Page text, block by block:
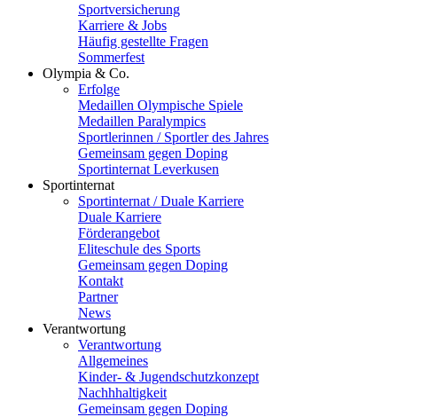
Sportversicherung
Karriere & Jobs
Häufig gestellte Fragen
Sommerfest
Olympia & Co.
Erfolge
Medaillen Olympische Spiele
Medaillen Paralympics
Sportlerinnen / Sportler des Jahres
Gemeinsam gegen Doping
Sportinternat Leverkusen
Sportinternat
Sportinternat / Duale Karriere
Duale Karriere
Förderangebot
Eliteschule des Sports
Gemeinsam gegen Doping
Kontakt
Partner
News
Verantwortung
Verantwortung
Allgemeines
Kinder- & Jugendschutzkonzept
Nachhhaltigkeit
Gemeinsam gegen Doping